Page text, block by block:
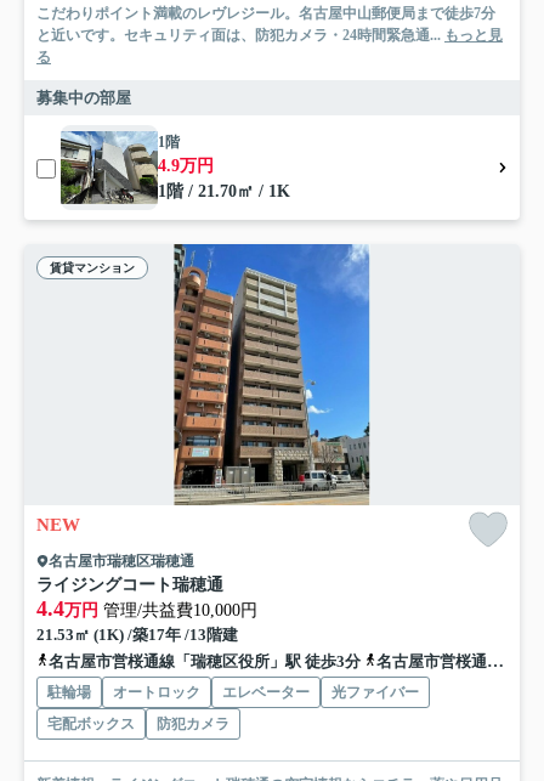
こだわりポイント満載のレヴレジール。名古屋中山郵便局まで徒歩7分
と近いです。セキュリティ面は、防犯カメラ・24時間緊急通... もっと見
る
募集中の部屋
1階
4.9万円
1階 / 21.70㎡ / 1K
賃貸マンション
NEW
名古屋市瑞穂区瑞穂通
ライジングコート瑞穂通
4.4万円 管理/共益費10,000円
21.53㎡ (1K) /築17年 /13階建
名古屋市営桜通線「瑞穂区役所」駅 徒歩3分
名古屋市営桜通線「瑞穂運動場西」駅 徒歩5分
駐輪場 オートロック エレベーター
光ファイバー
宅配ボックス
防犯カメラ